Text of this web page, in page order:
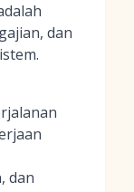
dan
dan